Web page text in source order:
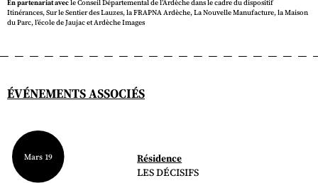
En partenariat avecle Conseil Départemental de l’Ardèche dans le cadre du dispositif
Itinérances, Sur le Sentier des Lauzes, la FRAPNA Ardèche, La Nouvelle Manufacture, la Maison
du Parc, l’école de Jaujac et Ardèche Images
ÉVÉNEMENTS ASSOCIÉS
Résidence
Mars 19
LES DÉCISIFS